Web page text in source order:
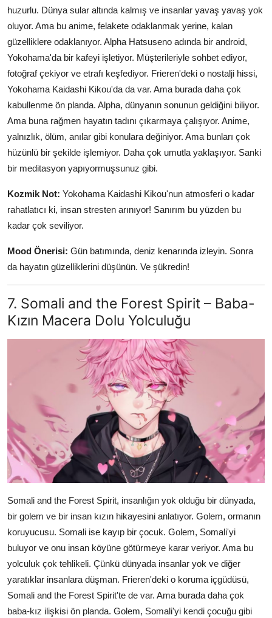
huzurlu. Dünya sular altında kalmış ve insanlar yavaş yavaş yok
oluyor. Ama bu anime, felakete odaklanmak yerine, kalan
güzelliklere odaklanıyor. Alpha Hatsuseno adında bir android,
Yokohama'da bir kafeyi işletiyor. Müşterileriyle sohbet ediyor,
fotoğraf çekiyor ve etrafı keşfediyor. Frieren'deki o nostalji hissi,
Yokohama Kaidashi Kikou'da da var. Ama burada daha çok
kabullenme ön planda. Alpha, dünyanın sonunun geldiğini biliyor.
Ama buna rağmen hayatın tadını çıkarmaya çalışıyor. Anime,
yalnızlık, ölüm, anılar gibi konulara değiniyor. Ama bunları çok
hüzünlü bir şekilde işlemiyor. Daha çok umutla yaklaşıyor. Sanki
bir meditasyon yapıyormuşsunuz gibi.
Kozmik Not: Yokohama Kaidashi Kikou'nun atmosferi o kadar
rahatlatıcı ki, insan stresten arınıyor! Sanırım bu yüzden bu
kadar çok seviliyor.
Mood Önerisi: Gün batımında, deniz kenarında izleyin. Sonra
da hayatın güzelliklerini düşünün. Ve şükredin!
7. Somali and the Forest Spirit – Baba-
Kızın Macera Dolu Yolculuğu
Somali and the Forest Spirit, insanlığın yok olduğu bir dünyada,
bir golem ve bir insan kızın hikayesini anlatıyor. Golem, ormanın
koruyucusu. Somali ise kayıp bir çocuk. Golem, Somali'yi
buluyor ve onu insan köyüne götürmeye karar veriyor. Ama bu
yolculuk çok tehlikeli. Çünkü dünyada insanlar yok ve diğer
yaratıklar insanlara düşman. Frieren'deki o koruma içgüdüsü,
Somali and the Forest Spirit'te de var. Ama burada daha çok
baba-kız ilişkisi ön planda. Golem, Somali'yi kendi çocuğu gibi